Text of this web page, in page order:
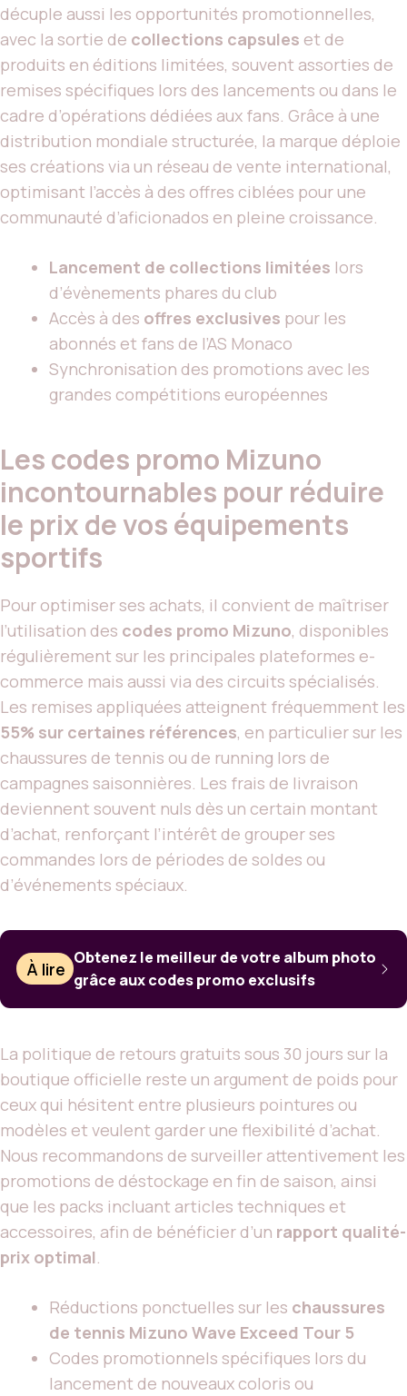
décuple aussi les opportunités promotionnelles,
avec la sortie de collections capsules et de
produits en éditions limitées, souvent assorties de
remises spécifiques lors des lancements ou dans le
cadre d’opérations dédiées aux fans. Grâce à une
distribution mondiale structurée, la marque déploie
ses créations via un réseau de vente international,
optimisant l’accès à des offres ciblées pour une
communauté d’aficionados en pleine croissance.
Lancement de collections limitées lors
d’évènements phares du club
Accès à des offres exclusives pour les
abonnés et fans de l’AS Monaco
Synchronisation des promotions avec les
grandes compétitions européennes
Les codes promo Mizuno
incontournables pour réduire
le prix de vos équipements
sportifs
Pour optimiser ses achats, il convient de maîtriser
l’utilisation des codes promo Mizuno, disponibles
régulièrement sur les principales plateformes e-
commerce mais aussi via des circuits spécialisés.
Les remises appliquées atteignent fréquemment les
55% sur certaines références, en particulier sur les
chaussures de tennis ou de running lors de
campagnes saisonnières. Les frais de livraison
deviennent souvent nuls dès un certain montant
d’achat, renforçant l’intérêt de grouper ses
commandes lors de périodes de soldes ou
d’événements spéciaux.
À lire
Obtenez le meilleur de votre album photo
grâce aux codes promo exclusifs
La politique de retours gratuits sous 30 jours sur la
boutique officielle reste un argument de poids pour
ceux qui hésitent entre plusieurs pointures ou
modèles et veulent garder une flexibilité d’achat.
Nous recommandons de surveiller attentivement les
promotions de déstockage en fin de saison, ainsi
que les packs incluant articles techniques et
accessoires, afin de bénéficier d’un rapport qualité-
prix optimal
Réductions ponctuelles sur les chaussures
de tennis Mizuno Wave Exceed Tour 5
Codes promotionnels spécifiques lors du
lancement de nouveaux coloris ou